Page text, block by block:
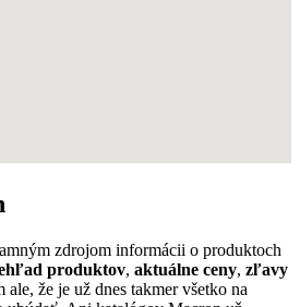
zdrojom informácii o produktoch
produktov, aktuálne ceny, zľavy
ale, že je už dnes takmer všetko na